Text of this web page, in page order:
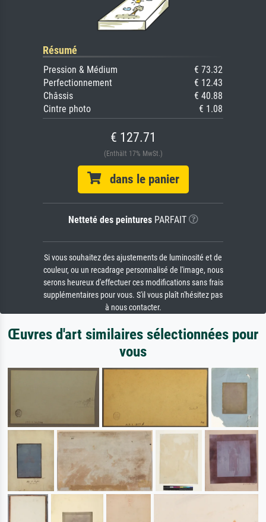
Résumé
Pression & Médium
€ 73.32
Perfectionnement
€ 12.43
Châssis
€ 40.88
Cintre photo
€ 1.08
€ 127.71
(Enthält 17% MwSt.)
dans le panier
Netteté des peinturesPARFAIT
Si vous souhaitez des ajustements de luminosité et de
couleur, ou un recadrage personnalisé de l'image, nous
serons heureux d'effectuer ces modifications sans frais
supplémentaires pour vous. S'il vous plaît n'hésitez pas
à nous contacter.
Œuvres d'art similaires sélectionnées pour
vous